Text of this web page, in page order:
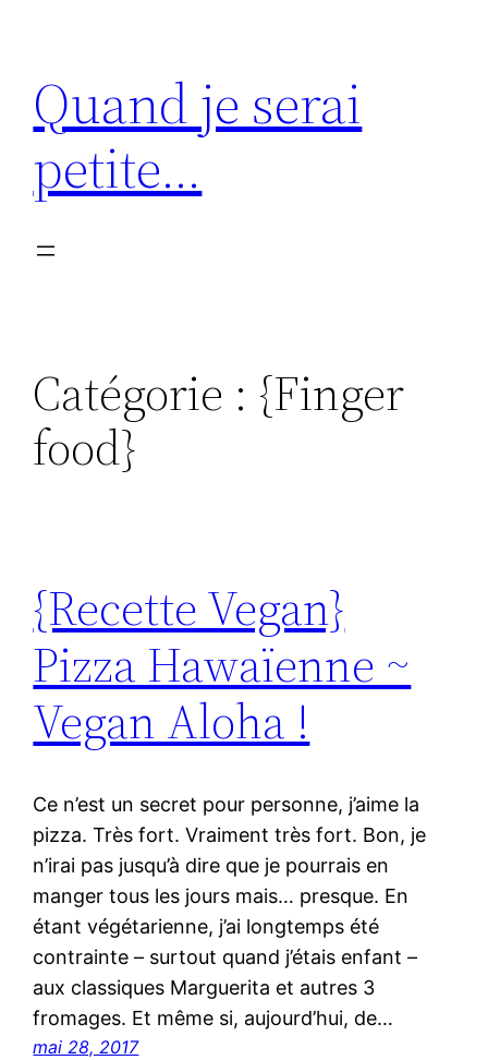
contenu
Quand je serai
petite…
Catégorie : {Finger
food}
{Recette Vegan}
Pizza Hawaïenne ~
Vegan Aloha !
Ce n’est un secret pour personne, j’aime la
pizza. Très fort. Vraiment très fort. Bon, je
n’irai pas jusqu’à dire que je pourrais en
manger tous les jours mais… presque. En
étant végétarienne, j’ai longtemps été
contrainte – surtout quand j’étais enfant –
aux classiques Marguerita et autres 3
fromages. Et même si, aujourd’hui, de…
mai 28, 2017